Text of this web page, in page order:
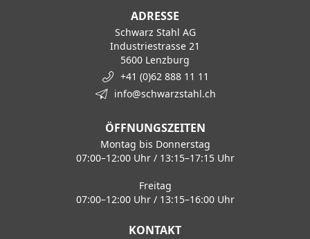
ADRESSE
Schwarz Stahl AG
Industriestrasse 21
5600 Lenzburg
+41 (0)62 888 11 11
info@schwarzstahl.ch
ÖFFNUNGSZEITEN
Montag bis Donnerstag
07:00–12:00 Uhr / 13:15–17:15 Uhr
Freitag
07:00–12:00 Uhr / 13:15–16:00 Uhr
KONTAKT